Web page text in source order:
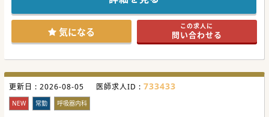
運営する外来診療を行うクリニックです。
同駅近くの本院では訪問診療を兼ねてから行われており、
地域の患者様からのニーズを受け、当クリニックを立ち上げ
られております。
院長はじめ看護師やスタッフもお若い方が多く活気があり、
日々良質な医療の提供を目指しているクリニックです。
いやすい立地となっています。
気になる この求人に
問い合わせる
更新日 : 2026-08-05 医師求人ID : 733433
NEW 常勤 呼吸器内科